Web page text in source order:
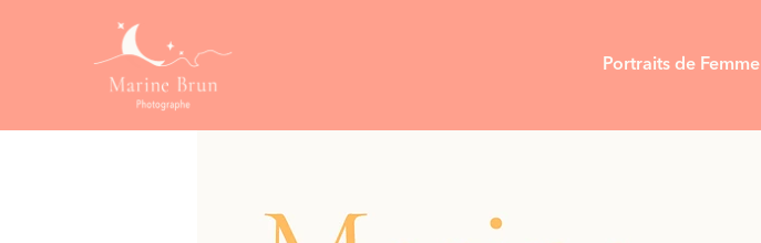
Portraits de Femme